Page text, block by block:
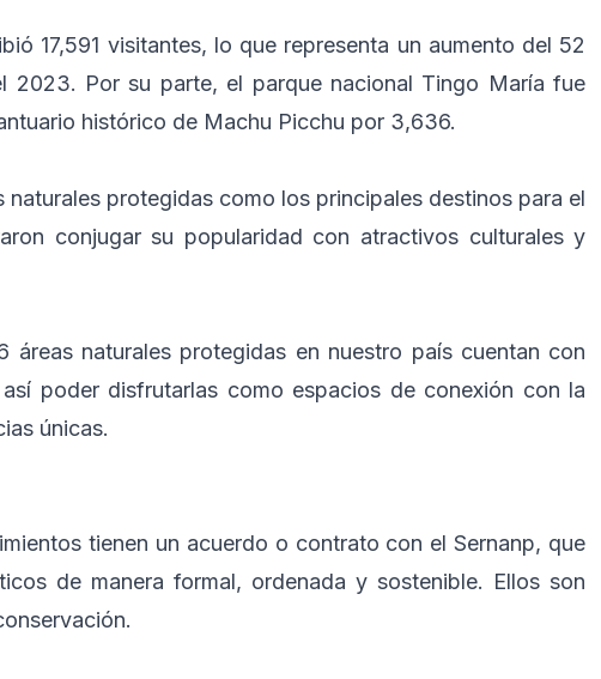
17,591 visitantes, lo que representa un aumento del 52
2023. Por su parte, el parque nacional Tingo María fue
histórico de Machu Picchu por 3,636.
naturales protegidas como los principales destinos para el
conjugar su popularidad con atractivos culturales y
naturales protegidas en nuestro país cuentan con
poder disfrutarlas como espacios de conexión con la
únicas.
tienen un acuerdo o contrato con el Sernanp, que
de manera formal, ordenada y sostenible. Ellos son